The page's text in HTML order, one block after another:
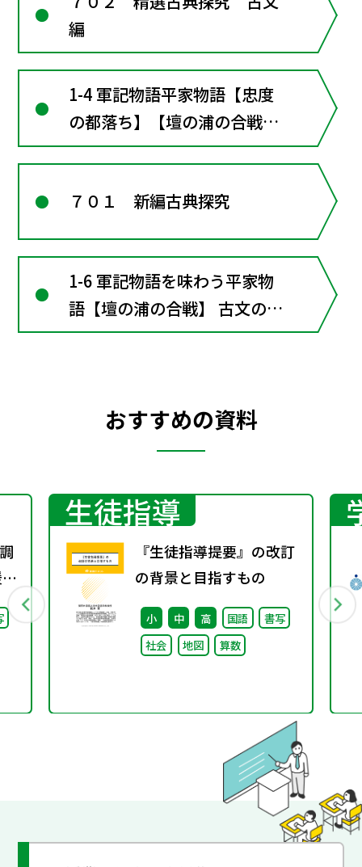
編
1-4 軍記物語平家物語【忠度
の都落ち】【壇の浦の合戦】
〔言語〕「忠度の都落ち」を
ほかに 建礼門院右京大夫■
本と『建礼門院右京大夫集』
が描く乱世
７０１ 新編古典探究
1-6 軍記物語を味わう平家物
語【壇の浦の合戦】 古文の窓
３ 受け継がれる『平家物
おすすめの資料
生徒指導
『生徒指導提要』の改訂
の背景と目指すもの
小 中 高 国語
書写
社会
地図 算数